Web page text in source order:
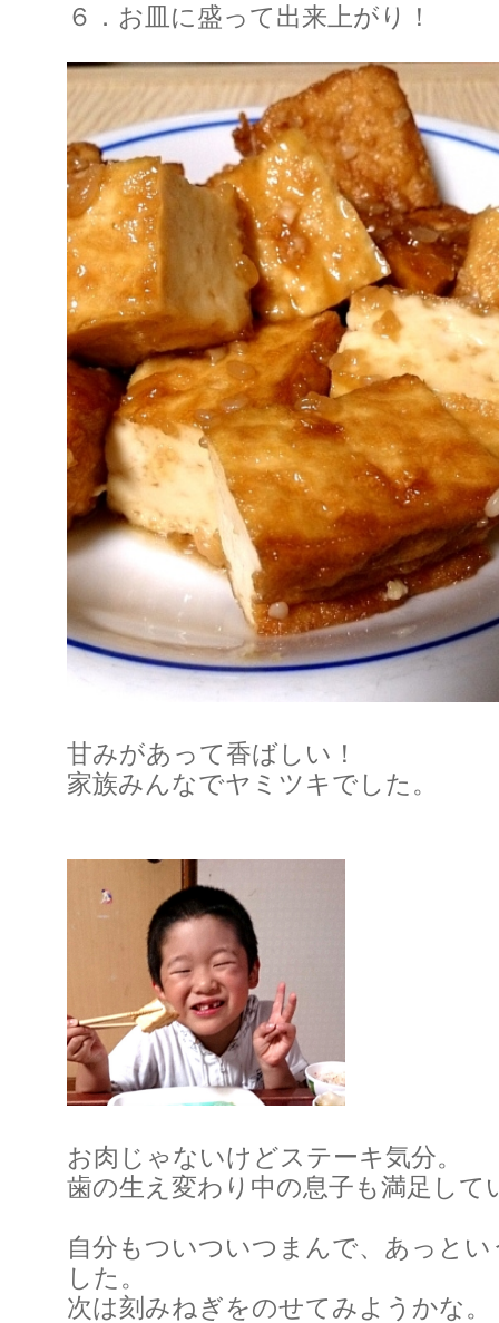
６．お皿に盛って出来上がり！
甘みがあって香ばしい！
家族みんなでヤミツキでした。
お肉じゃないけどステーキ気分。
歯の生え変わり中の息子も満足して
自分もついついつまんで、あっと
した。
次は刻みねぎをのせてみようかな。